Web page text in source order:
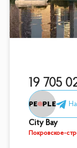
19 705
City Bay
Покровское-